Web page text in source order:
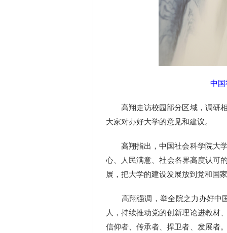
中国
高翔走访校园部分区域，调研相
大家对办好大学的意见和建议。
高翔指出，中国社会科学院大学
心、人民满意、社会各界高度认可
展，把大学的建设发展放到党和国
高翔强调，举全院之力办好中国
人，持续推动党的创新理论进教材
信仰者、传承者、捍卫者、发展者